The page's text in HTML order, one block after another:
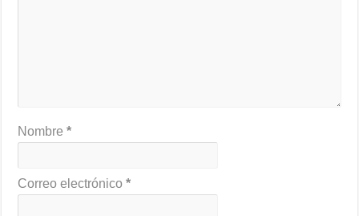
Nombre*
Correo electrónico*